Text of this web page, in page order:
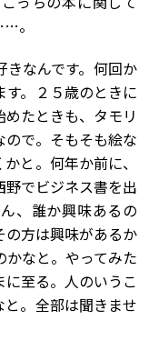
。
なんです。何回か
。２５歳のときに
たときも、タモリ
で。そもそも絵な
と。何年か前に、
でビジネス書を出
、誰か興味あるの
方は興味があるか
なと。やってみた
至る。人のいうこ
と。全部は聞きませ